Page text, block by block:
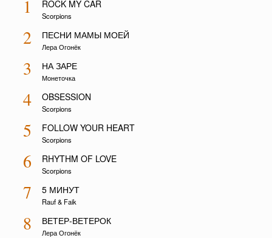
1 ROCK MY CAR
Scorpions
2 ПЕСНИ МАМЫ МОЕЙ
Лера Огонёк
3 НА ЗАРЕ
Монеточка
4 OBSESSION
Scorpions
5 FOLLOW YOUR HEART
Scorpions
6 RHYTHM OF LOVE
Scorpions
7 5 МИНУТ
Rauf & Faik
8 ВЕТЕР-ВЕТЕРОК
Лера Огонёк